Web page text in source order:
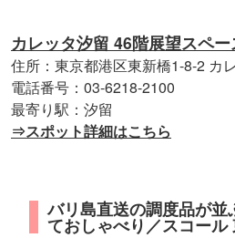
カレッタ汐留 46階展望スペー
住所：東京都港区東新橋1-8-2 カ
電話番号：03-6218-2100
最寄り駅：汐留
⇒スポット詳細はこちら
バリ島直送の調度品が
ておしゃべり／スコール